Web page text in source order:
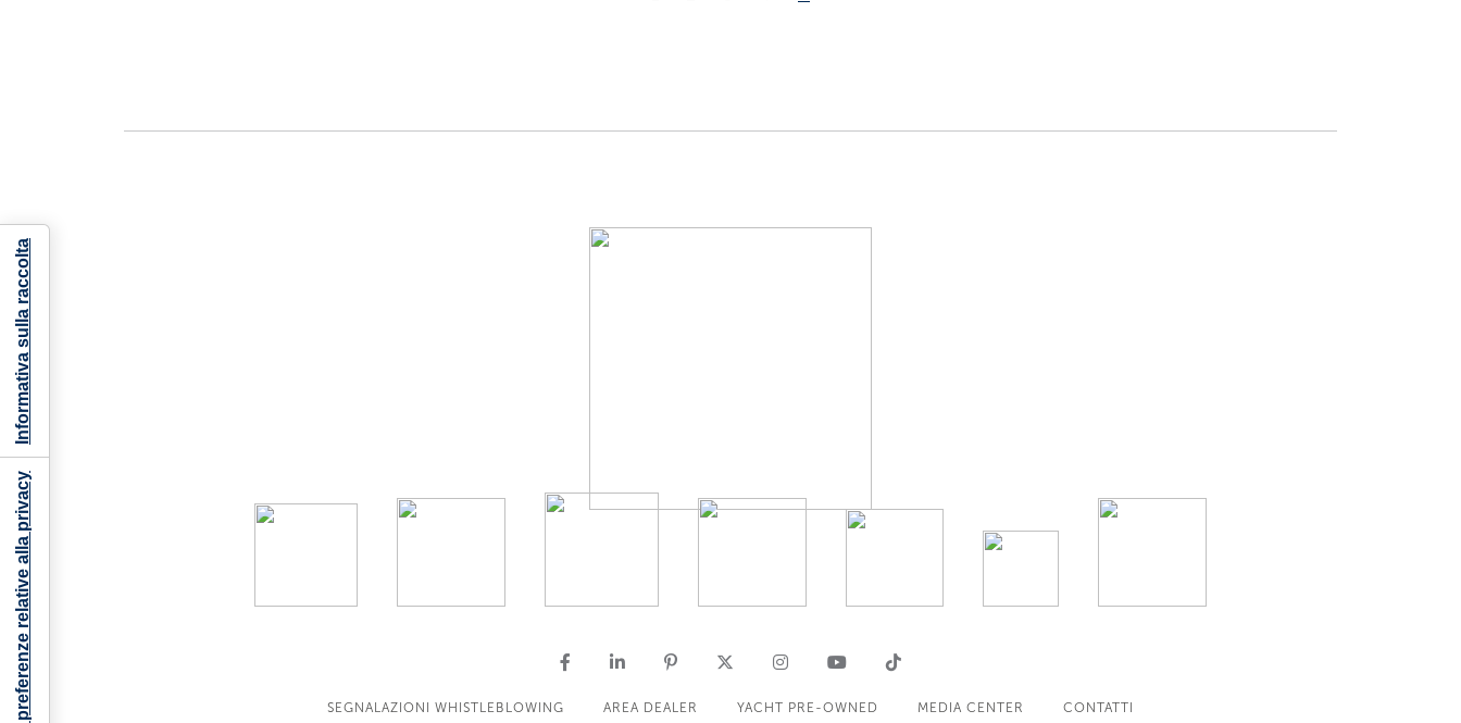
SEGNALAZIONI WHISTLEBLOWING AREA DEALER YACHT PRE-OWNED MEDIA CENTER CONTATTI
Le tue preferenze relative alla privacy
Informativa sulla raccolta